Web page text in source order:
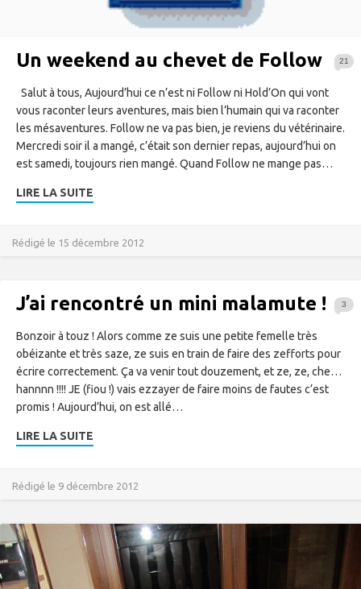
21
Un weekend au chevet de Follow
Salut à tous, Aujourd’hui ce n’est ni Follow ni Hold’On qui vont
vous raconter leurs aventures, mais bien l’humain qui va raconter
les mésaventures. Follow ne va pas bien, je reviens du vétérinaire.
Mercredi soir il a mangé, c’était son dernier repas, aujourd’hui on
est samedi, toujours rien mangé. Quand Follow ne mange pas…
LIRE LA SUITE
Rédigé le 15 décembre 2012
3
J’ai rencontré un mini malamute !
Bonzoir à touz ! Alors comme ze suis une petite femelle très
obéizante et très saze, ze suis en train de faire des zefforts pour
écrire correctement. Ça va venir tout douzement, et ze, ze, che…
hannnn !!!! JE (fiou !) vais ezzayer de faire moins de fautes c’est
promis ! Aujourd’hui, on est allé…
LIRE LA SUITE
Rédigé le 9 décembre 2012